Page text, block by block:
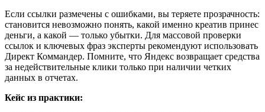
Если ссылки размечены с ошибками, вы теряете прозрачность:
становится невозможно понять, какой именно креатив принес
деньги, а какой — только убытки. Для массовой проверки
ссылок и ключевых фраз эксперты рекомендуют использовать
Директ Коммандер. Помните, что Яндекс возвращает средства
за недействительные клики только при наличии четких
данных в отчетах.
Кейс из практики: